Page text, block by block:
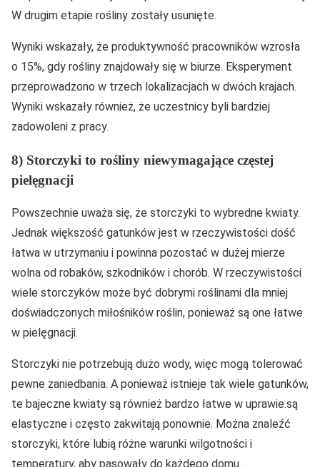
W drugim etapie rośliny zostały usunięte.
Wyniki wskazały, że produktywność pracowników wzrosła
o 15%, gdy rośliny znajdowały się w biurze. Eksperyment
przeprowadzono w trzech lokalizacjach w dwóch krajach.
Wyniki wskazały również, że uczestnicy byli bardziej
zadowoleni z pracy.
8) Storczyki to rośliny niewymagające częstej
pielęgnacji
Powszechnie uważa się, że storczyki to wybredne kwiaty.
Jednak większość gatunków jest w rzeczywistości dość
łatwa w utrzymaniu i powinna pozostać w dużej mierze
wolna od robaków, szkodników i chorób. W rzeczywistości
wiele storczyków może być dobrymi roślinami dla mniej
doświadczonych miłośników roślin, ponieważ są one łatwe
w pielęgnacji.
Storczyki nie potrzebują dużo wody, więc mogą tolerować
pewne zaniedbania. A ponieważ istnieje tak wiele gatunków,
te bajeczne kwiaty są również bardzo łatwe w uprawie.są
elastyczne i często zakwitają ponownie. Można znaleźć
storczyki, które lubią różne warunki wilgotności i
temperatury, aby pasowały do każdego domu.